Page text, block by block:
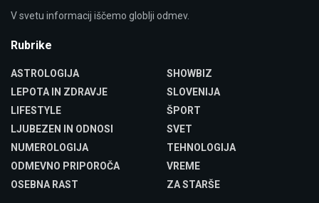
V svetu informacij iščemo globlji odmev.
Rubrike
ASTROLOGIJA
LEPOTA IN ZDRAVJE
LIFESTYLE
LJUBEZEN IN ODNOSI
NUMEROLOGIJA
ODMEVNO PRIPOROČA
OSEBNA RAST
SHOWBIZ
SLOVENIJA
ŠPORT
SVET
TEHNOLOGIJA
VREME
ZA STARŠE